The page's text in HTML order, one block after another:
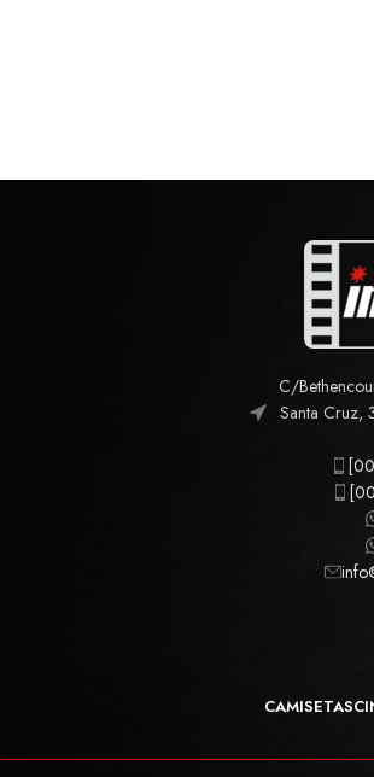
C/
Santa Cruz,
CAMISETAS